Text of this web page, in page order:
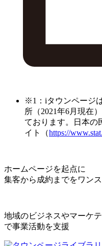
※1：iタウンページ
所（2021年6月現在
ております。日本の
イト（https://
ホームページを起点に
集客から成約までをワン
地域のビジネスやマーケ
で事業活動を支援